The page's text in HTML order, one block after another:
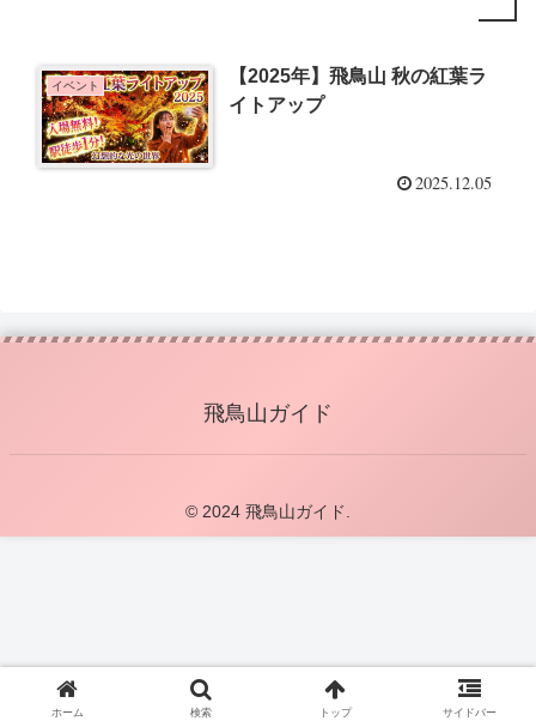
イベント
【2025年】飛鳥山 秋の紅葉ラ
イトアップ
2025.12.05
飛鳥山ガイド
© 2024 飛鳥山ガイド.
ホーム 検索 トップ サイドバー